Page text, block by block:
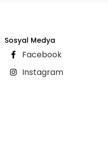
Sosyal Medya
Facebook
Instagram